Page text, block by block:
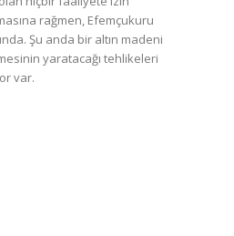
rağmen, Efemçukuru
Şu anda bir altın madeni
yaratacağı tehlikeleri
var.